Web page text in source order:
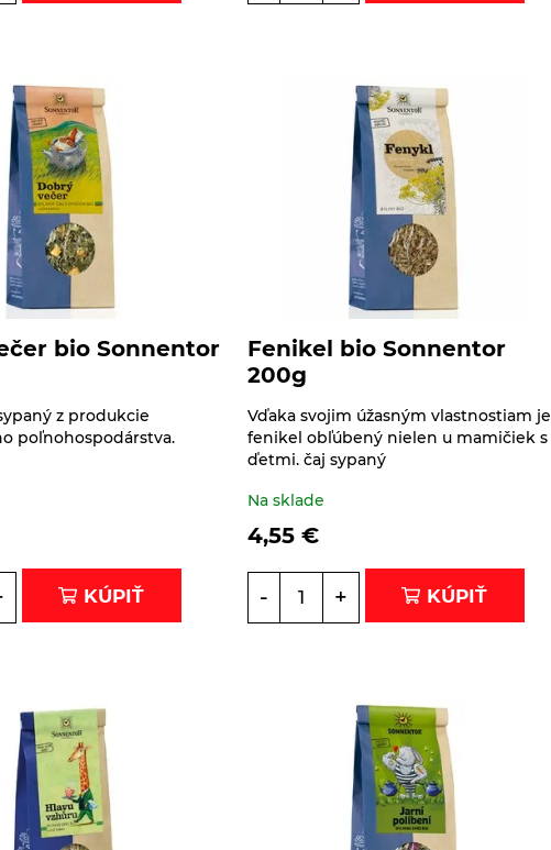
bio Sonnentor
z produkcie
poľnohospodárstva.
KÚPIŤ
Fenikel bio Sonnentor
200g
Vďaka svojim úžasným vlastnostiam je
fenikel obľúbený nielen u mamičiek s
ďetmi. čaj sypaný
Na sklade
4,55 €
- + KÚPIŤ